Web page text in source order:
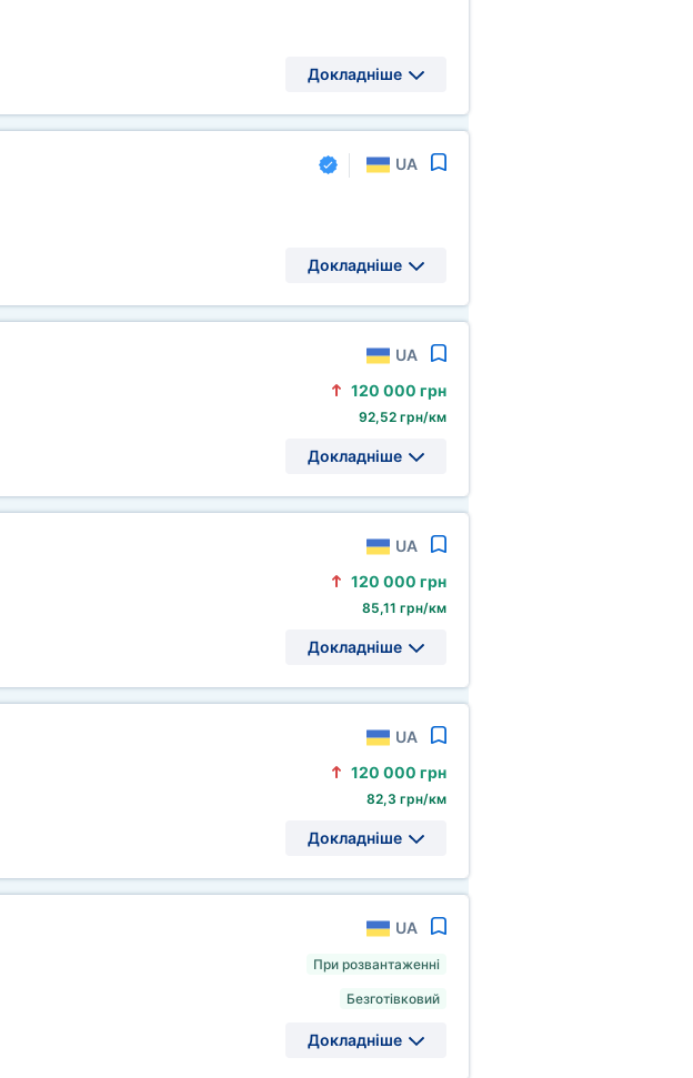
Докладніше
UA
Докладніше
UA
120 000 грн
92,52 грн/км
Докладніше
UA
120 000 грн
85,11 грн/км
Докладніше
UA
120 000 грн
82,3 грн/км
Докладніше
UA
При розвантаженні
Безготівковий
Докладніше